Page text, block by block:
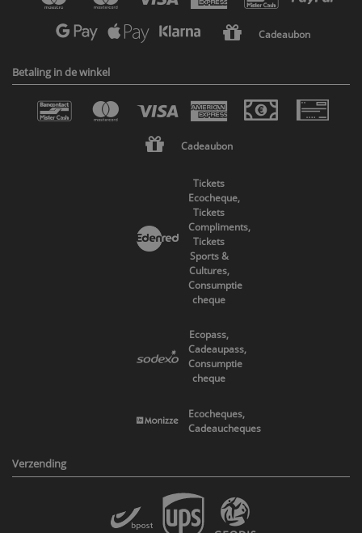
Cadeaubon
Betaling in de winkel
Cadeaubon
Tickets
Ecocheque,
Tickets
Compliments,
Tickets
Sports &
Cultures,
Consumptie
cheque
Ecopass,
Cadeaupass,
Consumptie
cheque
Ecocheques,
Cadeaucheques
Verzending